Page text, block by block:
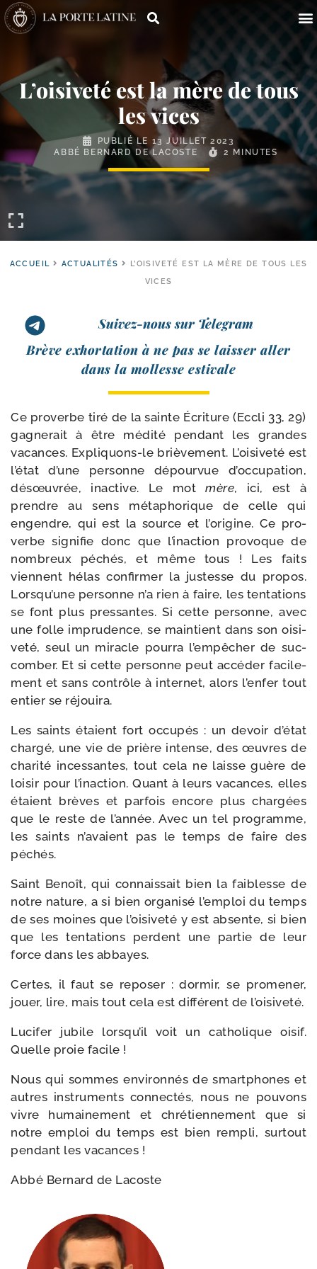
L’oisiveté est la mère de tous
les vices
PUBLIÉ LE 13 JUILLET 2023
ABBÉ BERNARD DE LACOSTE
2 MINUTES
ACCUEIL ACTUALITÉS
L’OISIVETÉ EST LA MÈRE DE TOUS LES
VICES
Suivez-nous sur Telegram
Brève exhor­ta­tion à ne pas se lais­ser aller
dans la mol­lesse estivale
Ce pro­verbe tiré de la sainte Écriture (Eccli 33, 29)
gagne­rait à être médi­té pen­dant les grandes
vacances. Expliquons-​le briè­ve­ment. L’oisiveté est
l’état d’une per­sonne dépour­vue d’occupation,
dés­œu­vrée, inac­tive. Le motmère, ici, est à
prendre au sens méta­pho­rique de celle qui
engendre, qui est la source et l’origine. Ce pro­
verbe signi­fie donc que l’inaction pro­voque de
nom­breux péchés, et même tous ! Les faits
viennent hélas confir­mer la jus­tesse du pro­pos.
Lorsqu’une per­sonne n’a rien à faire, les ten­ta­tions
se font plus pres­santes. Si cette per­sonne, avec
une folle impru­dence, se main­tient dans son oisi­
ve­té, seul un miracle pour­ra l’empêcher de suc­
com­ber. Et si cette per­sonne peut accé­der faci­le­
ment et sans contrôle à inter­net, alors l’enfer tout
entier se réjouira.
Les saints étaient fort occu­pés : un devoir d’état
char­gé, une vie de prière intense, des œuvres de
cha­ri­té inces­santes, tout cela ne laisse guère de
loi­sir pour l’inaction. Quant à leurs vacances, elles
étaient brèves et par­fois encore plus char­gées
que le reste de l’année. Avec un tel pro­gramme,
les saints n’avaient pas le temps de faire des
péchés.
Saint Benoît, qui connais­sait bien la fai­blesse de
notre nature, a si bien orga­ni­sé l’emploi du temps
de ses moines que l’oisiveté y est absente, si bien
que les ten­ta­tions perdent une par­tie de leur
force dans les abbayes.
Certes, il faut se repo­ser : dor­mir, se pro­me­ner,
jouer, lire, mais tout cela est dif­fé­rent de l’oisiveté.
Lucifer jubile lorsqu’il voit un catho­lique oisif.
Quelle proie facile !
Nous qui sommes envi­ron­nés de smart­phones et
autres ins­tru­ments connec­tés, nous ne pou­vons
vivre humai­ne­ment et chré­tien­ne­ment que si
notre emploi du temps est bien rem­pli, sur­tout
pen­dant les vacances !
Abbé Bernard de Lacoste